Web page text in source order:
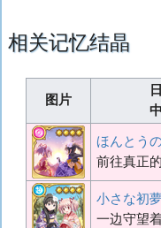
相关记忆结晶
图片
ほんとう
前往真正
小さな初
一边守望